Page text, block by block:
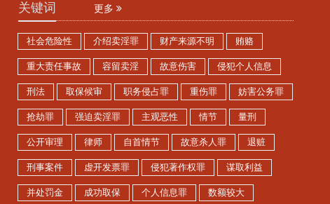
关键词 更多
社会危险性 介绍卖淫罪 财产来源不明 贿赂
重大责任事故 容留卖淫 故意伤害 侵犯个人信息
刑法 取保候审 职务侵占罪 重伤罪 妨害公务罪
抢劫罪 强迫卖淫罪 主观恶性 情节 量刑
公开审理 律师 自首情节 故意杀人罪 退赃
刑事案件 虚开发票罪 侵犯著作权罪 谋取利益
并处罚金 成功取保 个人信息罪 数额较大